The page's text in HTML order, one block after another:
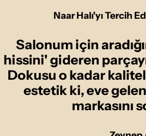
Naar Halı'yı Tercih
Salonum için
hissini' gideren
Dokusu o kadar
estetik ki, eve
markasını